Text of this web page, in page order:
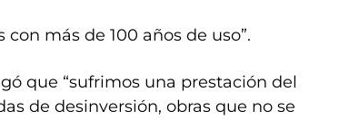
más de 100 años de uso”.
que “sufrimos una prestación del
de desinversión, obras que no se